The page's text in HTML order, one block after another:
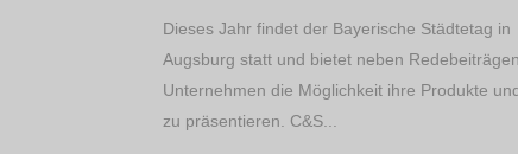
Dieses Jahr findet der Bayerische Städtetag in
Augsburg statt und bietet neben Redebeiträgen
Unternehmen die Möglichkeit ihre Produkte
zu präsentieren. C&S...